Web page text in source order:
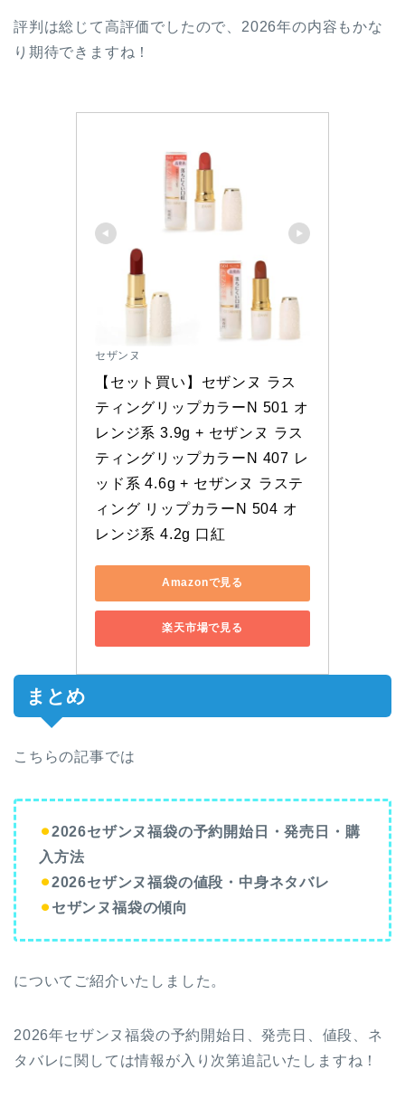
評判は総じて高評価でしたので、2026年の内容もかな
り期待できますね！
セザンヌ
【セット買い】セザンヌ ラス
ティングリップカラーN 501 オ
レンジ系 3.9g + セザンヌ ラス
ティングリップカラーN 407 レ
ッド系 4.6g + セザンヌ ラステ
ィング リップカラーN 504 オ
レンジ系 4.2g 口紅
Amazonで見る
楽天市場で見る
まとめ
こちらの記事では
⚫︎2026セザンヌ福袋の予約開始日・発売日・購
入方法
⚫︎2026セザンヌ福袋の値段・中身ネタバレ
⚫︎ セザンヌ福袋の傾向
についてご紹介いたしました。
2026年セザンヌ福袋の予約開始日、発売日、値段、ネ
タバレに関しては情報が入り次第追記いたしますね！